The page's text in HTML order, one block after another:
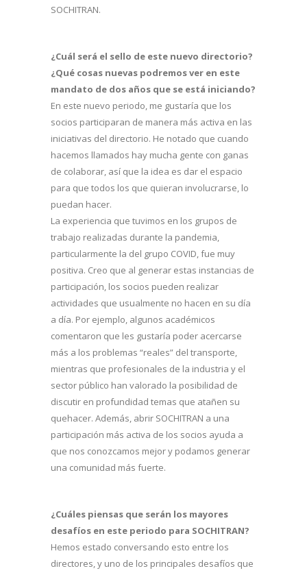
SOCHITRAN.
¿Cuál será el sello de este nuevo directorio?
¿Qué cosas nuevas podremos ver en este
mandato de dos años que se está iniciando?
En este nuevo periodo, me gustaría que los
socios participaran de manera más activa en las
iniciativas del directorio. He notado que cuando
hacemos llamados hay mucha gente con ganas
de colaborar, así que la idea es dar el espacio
para que todos los que quieran involucrarse, lo
puedan hacer.
La experiencia que tuvimos en los grupos de
trabajo realizadas durante la pandemia,
particularmente la del grupo COVID, fue muy
positiva. Creo que al generar estas instancias de
participación, los socios pueden realizar
actividades que usualmente no hacen en su día
a día. Por ejemplo, algunos académicos
comentaron que les gustaría poder acercarse
más a los problemas “reales” del transporte,
mientras que profesionales de la industria y el
sector público han valorado la posibilidad de
discutir en profundidad temas que atañen su
quehacer. Además, abrir SOCHITRAN a una
participación más activa de los socios ayuda a
que nos conozcamos mejor y podamos generar
una comunidad más fuerte.
¿Cuáles piensas que serán los mayores
desafíos en este periodo para SOCHITRAN?
Hemos estado conversando esto entre los
directores, y uno de los principales desafíos que